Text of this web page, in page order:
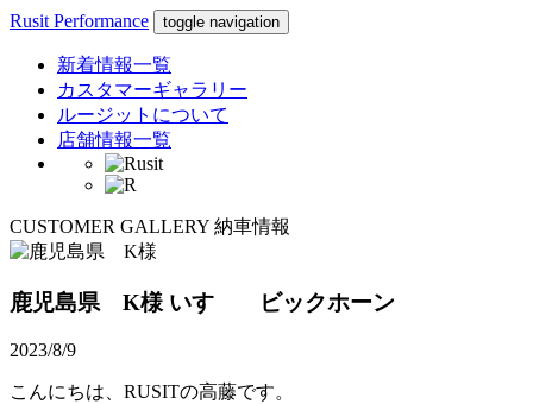
Rusit Performance toggle navigation
新着情報一覧
カスタマーギャラリー
ルージットについて
店舗情報一覧
CUSTOMER GALLERY 納車情報
鹿児島県 K様 いすゞ ビックホーン
2023/8/9
こんにちは、RUSITの高藤です。